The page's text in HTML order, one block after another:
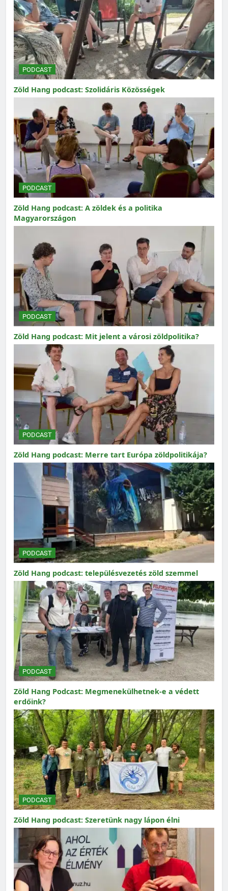
PODCAST
Zöld Hang podcast: Szolidáris Közösségek
PODCAST
Zöld Hang podcast: A zöldek és a politika
Magyarországon
PODCAST
Zöld Hang podcast: Mit jelent a városi zöldpolitika?
PODCAST
Zöld Hang podcast: Merre tart Európa zöldpolitikája?
PODCAST
Zöld Hang podcast: településvezetés zöld szemmel
PODCAST
Zöld Hang Podcast: Megmenekülhetnek-e a védett
erdőink?
PODCAST
Zöld Hang podcast: Szeretünk nagy lápon élni